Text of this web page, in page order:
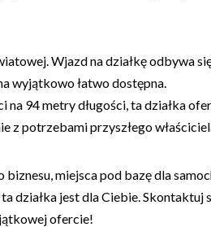
Wjazd na działkę odbywa
wyjątkowo łatwo dostępna.
94 metry długości, ta działka
z potrzebami przyszłego
biznesu, miejsca pod bazę dla
działka jest dla Ciebie. Skontaktuj
ofercie!